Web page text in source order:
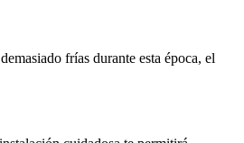
frías durante esta época, el